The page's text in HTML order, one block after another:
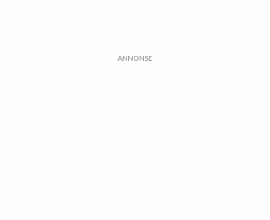
ANNONSE